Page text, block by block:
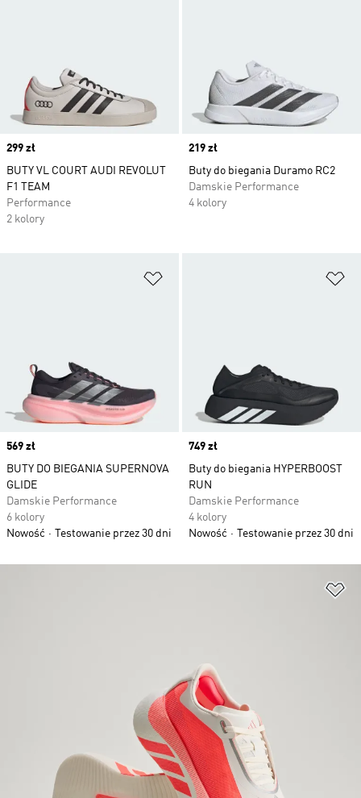
Price
299 zł
BUTY VL COURT AUDI REVOLUT
F1 TEAM
Performance
2 kolory
Price
219 zł
Buty do biegania Duramo RC2
Damskie Performance
4 kolory
Price
569 zł
BUTY DO BIEGANIA SUPERNOVA
GLIDE
Damskie Performance
6 kolory
Nowość
Testowanie przez 30 dni
Price
749 zł
Buty do biegania HYPERBOOST
RUN
Damskie Performance
4 kolory
Nowość
Testowanie przez 30 dni